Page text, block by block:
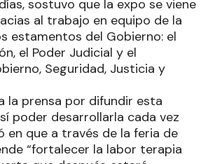
sostuvo que la expo se viene
al trabajo en equipo de la
estamentos del Gobierno: el
el Poder Judicial y el
Seguridad, Justicia y
la prensa por difundir esta
poder desarrollarla cada vez
en que a través de la feria de
“fortalecer la labor terapia